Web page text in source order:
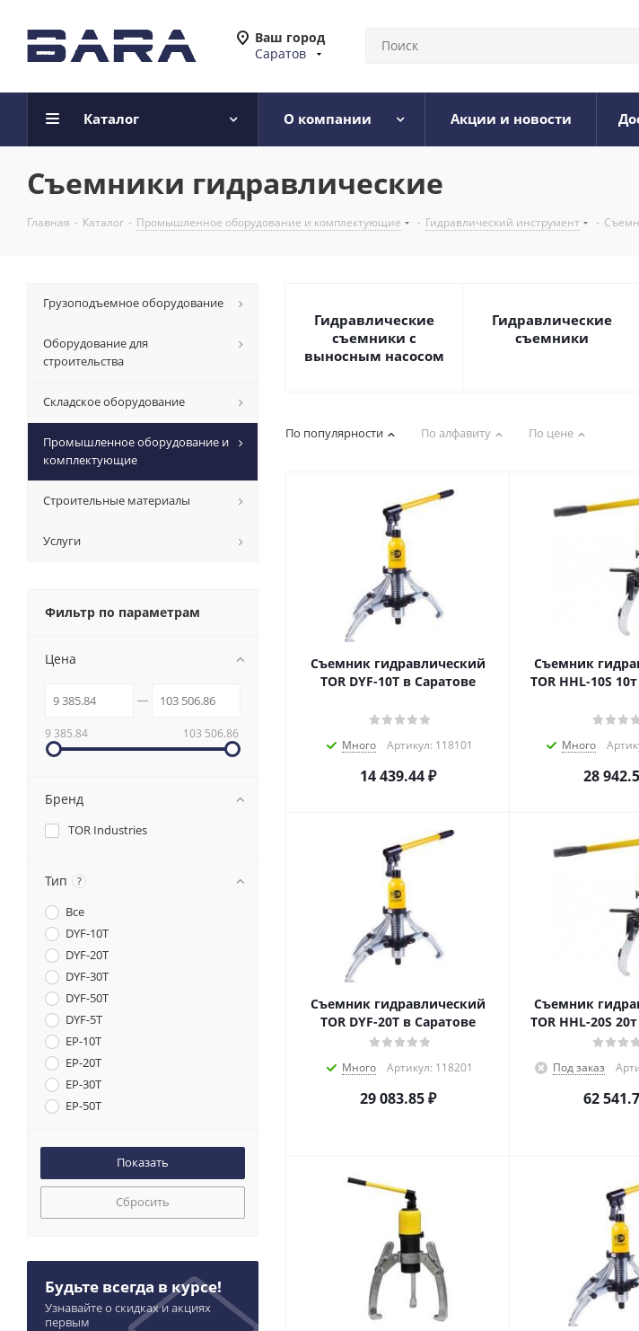
Ваш город
Саратов
Каталог О компании Акции и новости
Съемники гидравлические
Главная - Каталог - Промышленное оборудование и комплектующие - Гидравлический инструмент -
Гидравлические
cъемники с
выносным насосом
Гидравлические
съемники
По популярности По алфавиту По цене
Съемник гидравлический
TOR DYF-10T в Саратове
Много Артикул: 118101
14 439.44₽
Съемник
TOR HHL-10S
Много
28
Съемник гидравлический
TOR DYF-20T в Саратове
Много Артикул: 118201
29 083.85₽
Съемник
TOR HHL-20S
Под заказ
62
Грузоподъемное оборудование
Оборудование для
строительства
Складское оборудование
Промышленное оборудование и
комплектующие
Строительные материалы
Услуги
Фильтр по параметрам
Цена
9 385.84 103 506.86
Бренд
TOR Industries
Тип ?
Все
DYF-10T
DYF-20T
DYF-30T
DYF-50T
DYF-5T
EP-10T
EP-20T
EP-30T
EP-50T
HHL-10F
HHL-20
HHL-5
HHL-50
Сбросить
Будьте всегда в курсе!
Узнавайте о скидках и акциях
первым